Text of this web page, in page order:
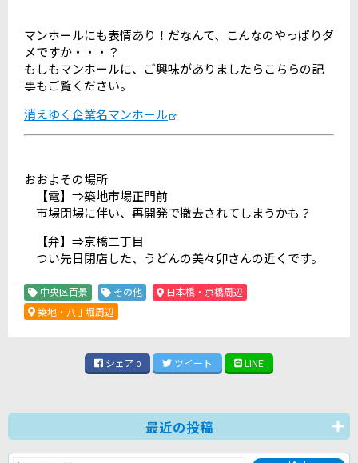
マンホールにも表情あり！だなんて、こんなのやっぱりダ
メですか・・・？
もしもマンホールに、ご興味がありましたらこちらの記
事もご覧ください。
消えゆく企業名マンホール
おおよその場所
【電】⇒築地市場正門前
市場閉場に伴い、再開発で撤去されてしまうかも？
【弁】⇒京橋二丁目
つい先日閉店した、うどんの美々卯さんの近くです。
中央区百景 その他
日本橋・京橋周辺
築地・八丁堀周辺
シェア 0 ツイート LINE
最近の投稿